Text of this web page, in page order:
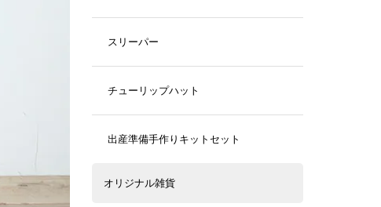
スリーパー
チューリップハット
出産準備手作りキットセット
オリジナル雑貨